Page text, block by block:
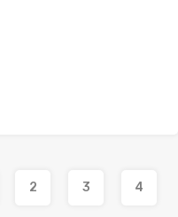
2 3 4